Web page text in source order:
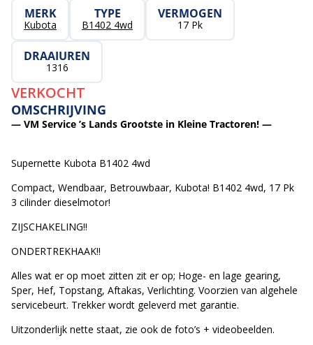
MERK
Kubota
TYPE
B1402 4wd
VERMOGEN
17 Pk
DRAAIUREN
1316
VERKOCHT
OMSCHRIJVING
— VM Service ’s Lands Grootste in Kleine Tractoren! —
Supernette Kubota B1402 4wd
Compact, Wendbaar, Betrouwbaar, Kubota! B1402 4wd, 17 Pk
3 cilinder dieselmotor!
ZIJSCHAKELING!!
ONDERTREKHAAK!!
Alles wat er op moet zitten zit er op; Hoge- en lage gearing,
Sper, Hef, Topstang, Aftakas, Verlichting. Voorzien van algehele
servicebeurt. Trekker wordt geleverd met garantie.
Uitzonderlijk nette staat, zie ook de foto’s + videobeelden.